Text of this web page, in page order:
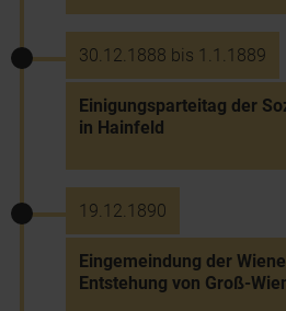
30.12.1888 bis 1.1.1889
Einigungsparteitag der
in Hainfeld
19.12.1890
Eingemeindung der
Entstehung von Groß-